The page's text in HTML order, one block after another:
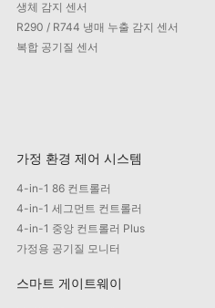
생체 감지 센서
R290 / R744 냉매 누출 감지 센서
복합 공기질 센서
가정 환경 제어 시스템
4-in-1 86 컨트롤러
4-in-1 세그먼트 컨트롤러
4-in-1 중앙 컨트롤러 Plus
가정용 공기질 모니터
스마트 게이트웨이